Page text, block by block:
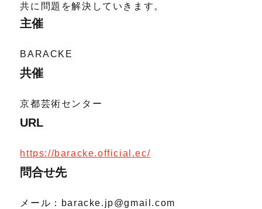
共に問題を解決していきます。
主催
BARACKE
共催
京都芸術センター
URL
https://baracke.official.ec/
問合せ先
メール：baracke.jp@gmail.com